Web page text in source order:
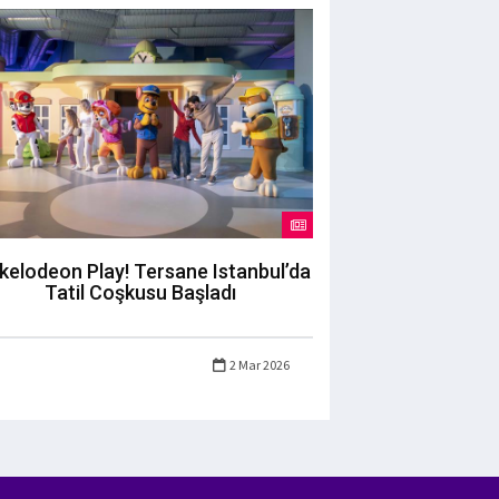
Play! Tersane Istanbul’da
Tatil Coşkusu Başladı
2 Mar 2026